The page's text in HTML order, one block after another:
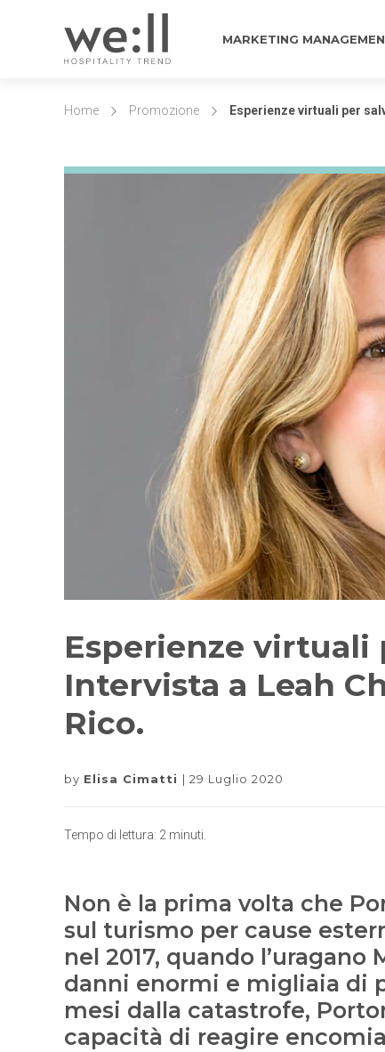
MARKETING
Home Promozione Esperienze virtuali per
Esperienze virtuali
Intervista a Leah
Rico.
by Elisa Cimatti 29 Luglio 2020
Tempo di lettura: 2 minuti.
Non è la prima volta che
sul turismo per cause
nel 2017, quando
danni enormi e migliaia di
mesi dalla catastrofe,
capacità di reagire